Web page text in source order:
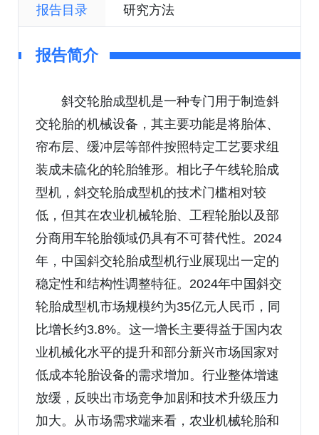
报告目录 研究方法
报告简介
斜交轮胎成型机是一种专门用于制造斜
交轮胎的机械设备，其主要功能是将胎体、
帘布层、缓冲层等部件按照特定工艺要求组
装成未硫化的轮胎雏形。相比子午线轮胎成
型机，斜交轮胎成型机的技术门槛相对较
低，但其在农业机械轮胎、工程轮胎以及部
分商用车轮胎领域仍具有不可替代性。2024
年，中国斜交轮胎成型机行业展现出一定的
稳定性和结构性调整特征。2024年中国斜交
轮胎成型机市场规模约为35亿元人民币，同
比增长约3.8%。这一增长主要得益于国内农
业机械化水平的提升和部分新兴市场国家对
低成本轮胎设备的需求增加。行业整体增速
放缓，反映出市场竞争加剧和技术升级压力
加大。从市场需求端来看，农业机械轮胎和